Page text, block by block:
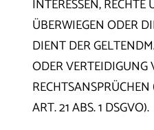
INTERESSEN, RECHTE
ÜBERWIEGEN ODER
DIENT DER
ODER VERTEIDIGUNG
ART. 21 ABS. 1 DSGVO).